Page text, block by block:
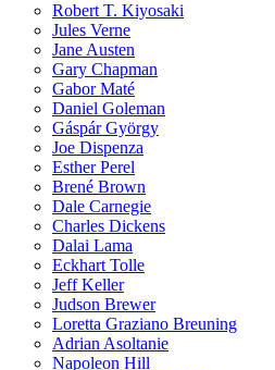
Robert T. Kiyosaki
Jules Verne
Jane Austen
Gary Chapman
Gabor Maté
Daniel Goleman
Gáspár György
Joe Dispenza
Esther Perel
Brené Brown
Dale Carnegie
Charles Dickens
Dalai Lama
Eckhart Tolle
Jeff Keller
Judson Brewer
Loretta Graziano Breuning
Adrian Asoltanie
Napoleon Hill